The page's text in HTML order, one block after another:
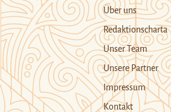
Über uns
Redaktionscharta
Unser Team
Unsere Partner
Impressum
Kontakt